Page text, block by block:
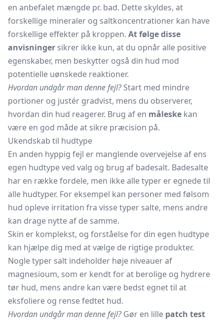
en anbefalet mængde pr. bad. Dette skyldes, at
forskellige mineraler og saltkoncentrationer kan have
forskellige effekter på kroppen. At følge disse
anvisninger sikrer ikke kun, at du opnår alle positive
egenskaber, men beskytter også din hud mod
potentielle uønskede reaktioner.
Hvordan undgår man denne fejl?Start med mindre
portioner og justér gradvist, mens du observerer,
hvordan din hud reagerer. Brug af en måleske kan
være en god måde at sikre præcision på.
Ukendskab til hudtype
En anden hyppig fejl er manglende overvejelse af ens
egen hudtype ved valg og brug af badesalt. Badesalte
har en række fordele, men ikke alle typer er egnede til
alle hudtyper. For eksempel kan personer med følsom
hud opleve irritation fra visse typer salte, mens andre
kan drage nytte af de samme.
Skin er komplekst, og forståelse for din egen hudtype
kan hjælpe dig med at vælge de rigtige produkter.
Nogle typer salt indeholder høje niveauer af
magnesioum, som er kendt for at berolige og hydrere
tør hud, mens andre kan være bedst egnet til at
eksfoliere og rense fedtet hud.
Hvordan undgår man denne fejl?Gør en lille patch test